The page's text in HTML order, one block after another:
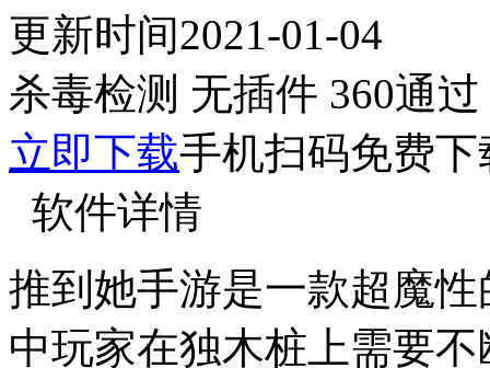
更新时间2021-01-04
杀毒检测 无插件 360通过
立即下载手机扫码免费下
软件详情
推到她手游是一款超魔
中玩家在独木桩上需要